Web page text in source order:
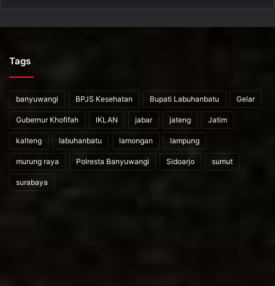
Tags
banyuwangi BPJS Kesehatan Bupati Labuhanbatu Gelar
Gubernur Khofifah IKLAN jabar jateng Jatim
kalteng labuhanbatu lamongan lampung
murung raya Polresta Banyuwangi Sidoarjo sumut
surabaya